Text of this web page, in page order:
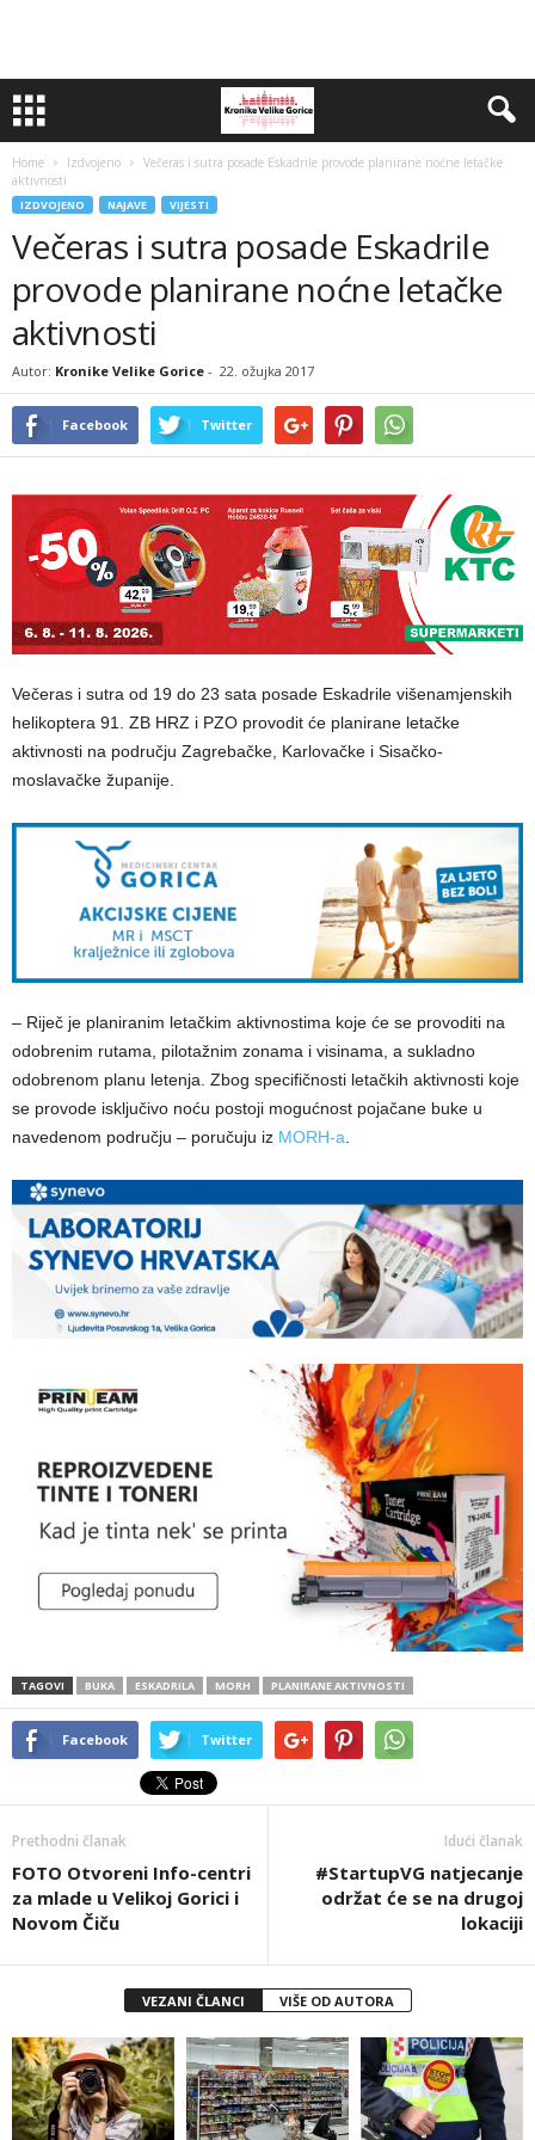
Home Izdvojeno
Večeras i sutra posade Eskadrile provode planirane noćne letačke
aktivnosti
IZDVOJENO NAJAVE VIJESTI
Večeras i sutra posade Eskadrile
provode planirane noćne letačke
aktivnosti
Autor: Kronike Velike Gorice - 22. ožujka 2017
Facebook Twitter
Večeras i sutra od 19 do 23 sata posade Eskadrile višenamjenskih
helikoptera 91. ZB HRZ i PZO provodit će planirane letačke
aktivnosti na području Zagrebačke, Karlovačke i Sisačko-
moslavačke županije.
– Riječ je planiranim letačkim aktivnostima koje će se provoditi na
odobrenim rutama, pilotažnim zonama i visinama, a sukladno
odobrenom planu letenja. Zbog specifičnosti letačkih aktivnosti koje
se provode isključivo noću postoji mogućnost pojačane buke u
navedenom području – poručuju iz MORH-a
TAGOVI BUKA ESKADRILA MORH PLANIRANE AKTIVNOSTI
Facebook Twitter
Prethodni članak
FOTO Otvoreni Info-centri
za mlade u Velikoj Gorici i
Novom Čiču
Idući članak
#StartupVG natjecanje
održat će se na drugoj
lokaciji
VEZANI ČLANCI VIŠE OD AUTORA